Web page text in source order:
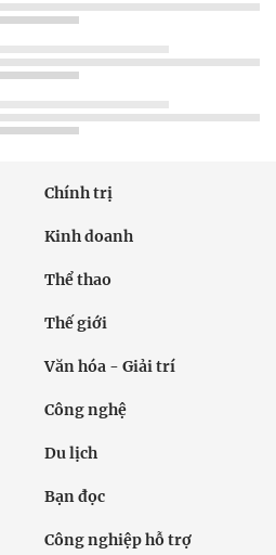
Chính trị
Kinh doanh
Thể thao
Thế giới
Văn hóa - Giải trí
Công nghệ
Du lịch
Bạn đọc
Công nghiệp hỗ trợ